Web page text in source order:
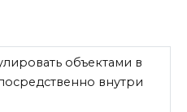
объектами в
внутри